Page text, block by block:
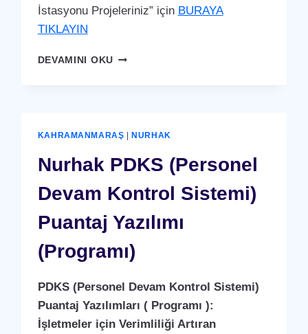
İstasyonu Projeleriniz” için BURAYA
TIKLAYIN
DEVAMINI OKUNURHAK
KAHRAMANMARAŞ NURHAK
Nurhak PDKS (Personel
Devam Kontrol Sistemi)
Puantaj Yazılımı
(Programı)
PDKS (Personel Devam Kontrol Sistemi)
Puantaj Yazılımları ( Programı ):
İşletmeler için Verimliliği Artıran